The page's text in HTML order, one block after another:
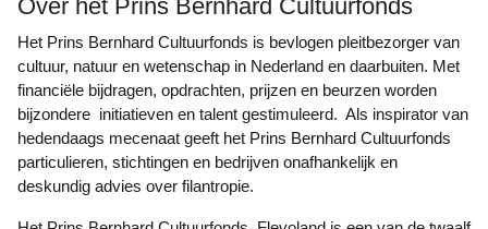
Over het Prins Bernhard Cultuurfonds
Het Prins Bernhard Cultuurfonds is bevlogen pleitbezorger van
cultuur, natuur en wetenschap in Nederland en daarbuiten. Met
financiële bijdragen, opdrachten, prijzen en beurzen worden
bijzondere initiatieven en talent gestimuleerd. Als inspirator van
hedendaags mecenaat geeft het Prins Bernhard Cultuurfonds
particulieren, stichtingen en bedrijven onafhankelijk en
deskundig advies over filantropie.